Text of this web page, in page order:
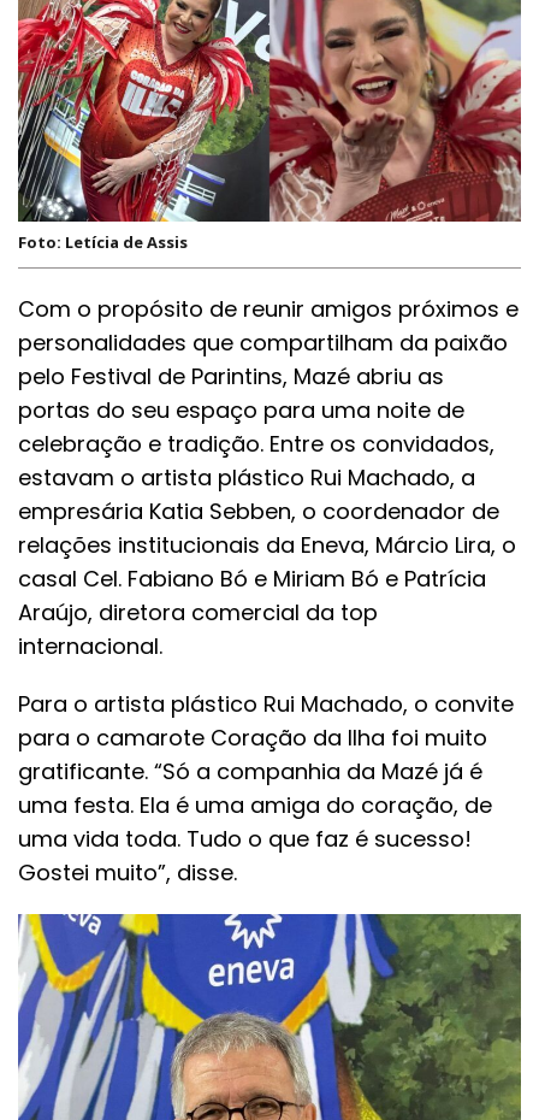
Foto: Letícia de Assis
Com o propósito de reunir amigos próximos e
personalidades que compartilham da paixão
pelo Festival de Parintins, Mazé abriu as
portas do seu espaço para uma noite de
celebração e tradição. Entre os convidados,
estavam o artista plástico Rui Machado, a
empresária Katia Sebben, o coordenador de
relações institucionais da Eneva, Márcio Lira, o
casal Cel. Fabiano Bó e Miriam Bó e Patrícia
Araújo, diretora comercial da top
internacional.
Para o artista plástico Rui Machado, o convite
para o camarote Coração da Ilha foi muito
gratificante. “Só a companhia da Mazé já é
uma festa. Ela é uma amiga do coração, de
uma vida toda. Tudo o que faz é sucesso!
Gostei muito”, disse.